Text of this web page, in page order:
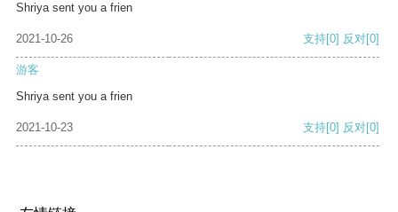
Shriya sent you a frien
2021-10-26 支持[0] 反对[0]
游客
Shriya sent you a frien
2021-10-23 支持[0] 反对[0]